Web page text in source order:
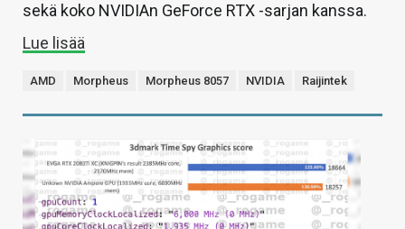
sekä koko NVIDIAn GeForce RTX -sarjan kanssa.
Lue lisää
AMD Morpheus Morpheus 8057 NVIDIA Raijintek